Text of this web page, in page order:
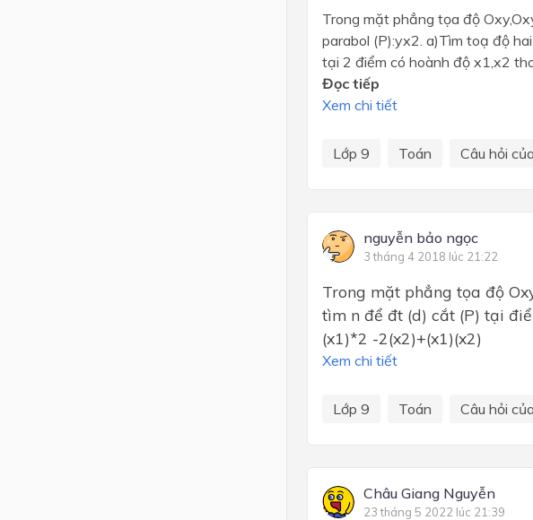
Trong mặt phẳng tọa độ
parabol (P):yx2. a)Tìm toạ độ
tại 2 điểm có hoành độ x1,x2
Đọc tiếp
Xem chi tiết
Lớp 9 Toán Câu hỏi
nguyễn bảo ngọc
3 tháng 4 2018 lúc 21:22
Trong mặt phẳng tọa độ
tìm n để đt (d) cắt (P) tại
(x1)*2 -2(x2)+(x1)(x2)
Xem chi tiết
Lớp 9 Toán Câu hỏi
Châu Giang Nguyễn
23 tháng 5 2022 lúc 21:39